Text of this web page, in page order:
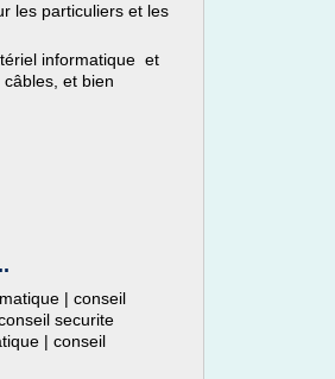
les particuliers et les
informatique et
et bien
| conseil
securite
| conseil